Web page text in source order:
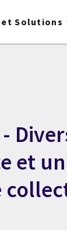
Solutions
-
et